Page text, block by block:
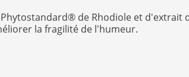
de Rhodiole et d'extrait
la fragilité de l'humeur.